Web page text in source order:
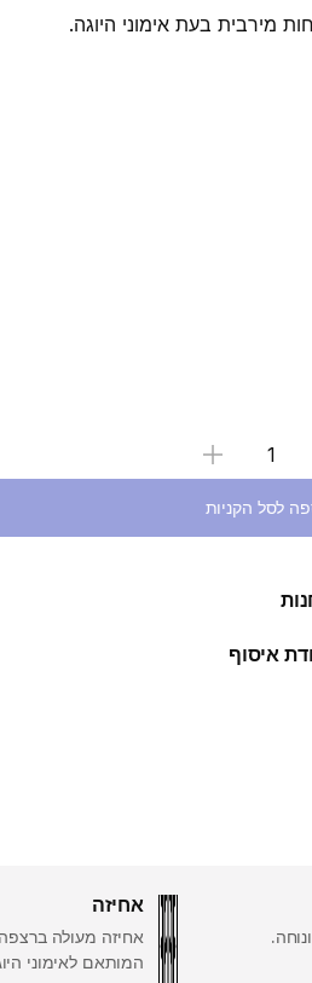
בחירת כמות
לסל הקניות
איסוף
אחיזה
אחיזה מעולה ברצפה
המותאם לאימוני